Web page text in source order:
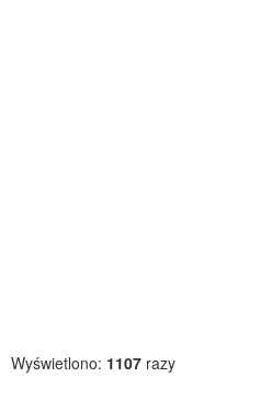
Wyświetlono: 1107 razy